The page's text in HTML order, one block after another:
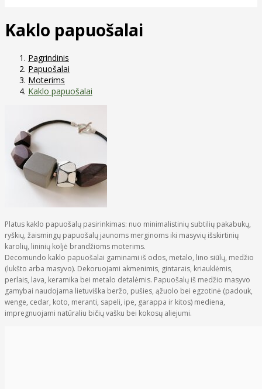
Kaklo papuošalai
Pagrindinis
Papuošalai
Moterims
Kaklo papuošalai
Platus kaklo papuošalų pasirinkimas: nuo minimalistinių subtilių pakabukų,
ryškių, žaismingų papuošalų jaunoms merginoms iki masyvių išskirtinių
karolių, lininių koljė brandžioms moterims.
Decomundo kaklo papuošalai gaminami iš odos, metalo, lino siūlų, medžio
(lukšto arba masyvo). Dekoruojami akmenimis, gintarais, kriauklėmis,
perlais, lava, keramika bei metalo detalėmis. Papuošalų iš medžio masyvo
gamybai naudojama lietuviška beržo, pušies, ąžuolo bei egzotinė (padouk,
wenge, cedar, koto, meranti, sapeli, ipe, garappa ir kitos) mediena,
impregnuojami natūraliu bičių vašku bei kokosų aliejumi.